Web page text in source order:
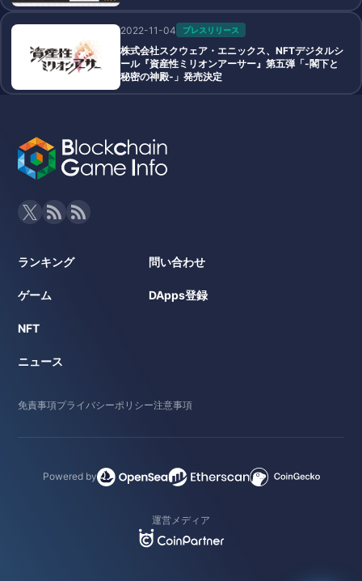
2022-11-04 プレスリリース
株式会社スクウェア・エニックス、NFTデジタルシ
ール『資産性ミリオンアーサー』第五弾「-閣下と
秘密の神殿-」発売決定
ランキング
ゲーム
NFT
ニュース
問い合わせ
DApps登録
免責事項プライバシーポリシー注意事項
Powered by
運営メディア